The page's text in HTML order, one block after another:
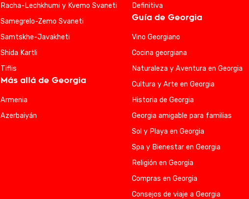
Racha-Lechkhumi y Kvemo Svaneti
Samegrelo-Zemo Svaneti
Samtskhe-Javakheti
Shida Kartli
Tiflis
Más allá de Georgia
Armenia
Azerbaiyán
Definitiva
Guía de Georgia
Vino Georgiano
Cocina georgiana
Naturaleza y Aventura en Georgia
Cultura y Arte en Georgia
Historia de Georgia
Georgia amigable para familias
Sol y Playa en Georgia
Spa y Bienestar en Georgia
Religión en Georgia
Compras en Georgia
Consejos de viaje a Georgia